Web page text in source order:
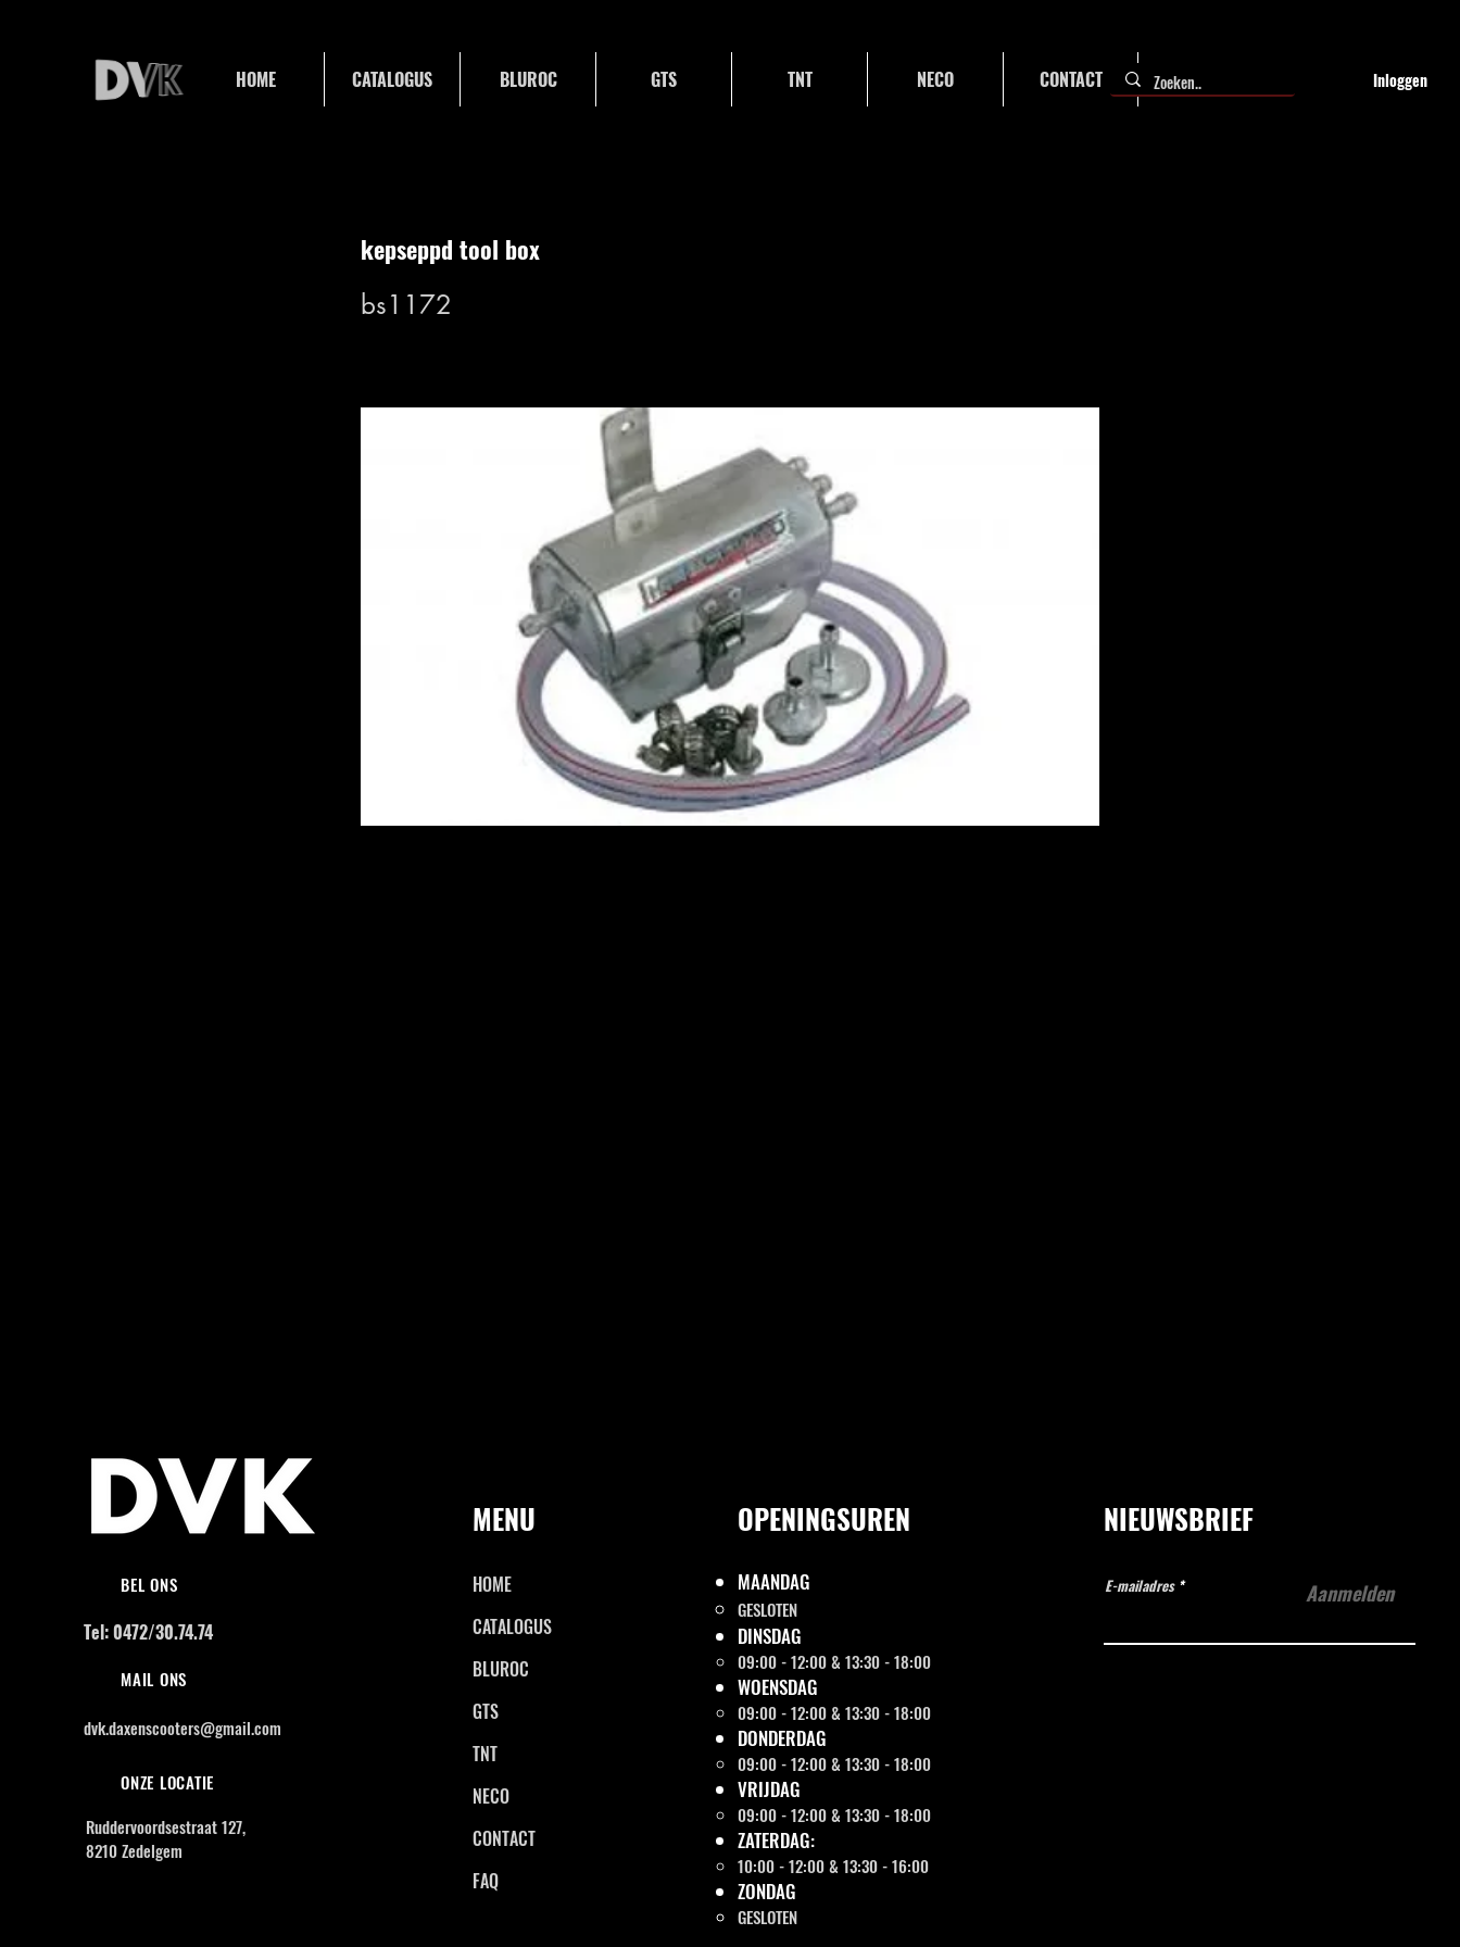
HOME CATALOGUS BLUROC GTS TNT NECO CONTACT FAQ Inloggen
kepseppd tool box
bs1172
BEL ONS
Tel: 0472/30.74.74
MAIL ONS
dvk.daxenscooters@gmail.com
ONZE LOCATIE
Ruddervoordsestraat 127,
8210 Zedelgem
MENU
HOME
CATALOGUS
BLUROC
GTS
TNT
NECO
CONTACT
FAQ
OPENINGSUREN NIEUWSBRIEF
E-mailadres Aanmelden
MAANDAG
GESLOTEN
DINSDAG
09:00 - 12:00 & 13:30 - 18:00
WOENSDAG
09:00 - 12:00 & 13:30 - 18:00
DONDERDAG
09:00 - 12:00 & 13:30 - 18:00
VRIJDAG
09:00 - 12:00 & 13:30 - 18:00
ZATERDAG:
10:00 - 12:00 & 13:30 - 16:00
ZONDAG
GESLOTEN